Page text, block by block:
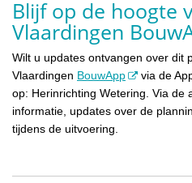
Blijf op de hoogte
Vlaardingen
Wilt u updates ontvangen over dit
Vlaardingen BouwApp
via de
op: Herinrichting Wetering. Via de
informatie, updates over de
tijdens de uitvoering.